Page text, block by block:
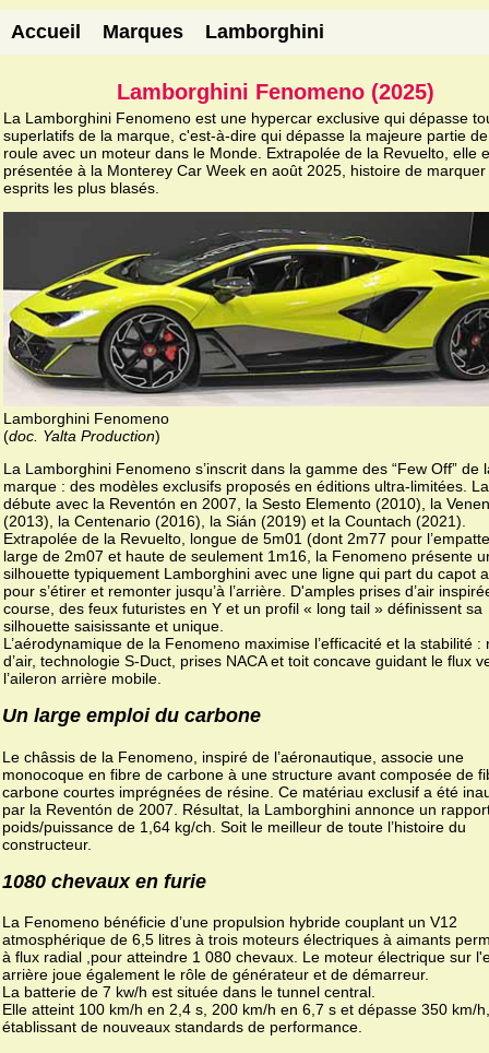
Accueil Marques Lamborghini
Lamborghini Fenomeno (2025)
La Lamborghini Fenomeno est une hypercar exclusive qui dépasse
superlatifs de la marque, c'est-à-dire qui dépasse la majeure partie
roule avec un moteur dans le Monde. Extrapolée de la Revuelto, elle
présentée à la Monterey Car Week en août 2025, histoire de marquer
esprits les plus blasés.
Lamborghini Fenomeno
(doc. Yalta Production)
La Lamborghini Fenomeno s’inscrit dans la gamme des “Few Off” de
marque : des modèles exclusifs proposés en éditions ultra-limitées.
débute avec la Reventón en 2007, la Sesto Elemento (2010), la
(2013), la Centenario (2016), la Sián (2019) et la Countach (2021).
Extrapolée de la Revuelto, longue de 5m01 (dont 2m77 pour
large de 2m07 et haute de seulement 1m16, la Fenomeno présente
silhouette typiquement Lamborghini avec une ligne qui part du capot
pour s’étirer et remonter jusqu’à l’arrière. D'amples prises d’air
course, des feux futuristes en Y et un profil « long tail » définissent sa
silhouette saisissante et unique.
L’aérodynamique de la Fenomeno maximise l’efficacité et la stabilité :
d’air, technologie S-Duct, prises NACA et toit concave guidant le flux
l’aileron arrière mobile.
Un large emploi du carbone
Le châssis de la Fenomeno, inspiré de l’aéronautique, associe une
monocoque en fibre de carbone à une structure avant composée de
carbone courtes imprégnées de résine. Ce matériau exclusif a été
par la Reventón de 2007. Résultat, la Lamborghini annonce un
poids/puissance de 1,64 kg/ch. Soit le meilleur de toute l’histoire du
constructeur.
1080 chevaux en furie
La Fenomeno bénéficie d’une propulsion hybride couplant un V12
atmosphérique de 6,5 litres à trois moteurs électriques à aimants
à flux radial ,pour atteindre 1 080 chevaux. Le moteur électrique sur
arrière joue également le rôle de générateur et de démarreur.
La batterie de 7 kw/h est située dans le tunnel central.
Elle atteint 100 km/h en 2,4 s, 200 km/h en 6,7 s et dépasse 350 km/h,
établissant de nouveaux standards de performance.